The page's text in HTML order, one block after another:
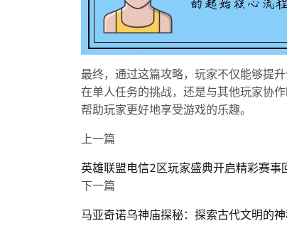
最终，通过这篇攻略，玩家不仅能够提
在单人任务的挑战，还是与其他玩家协
帮助玩家更好地享受游戏的乐趣。
上一篇
英雄联盟电信2区玩家盛典开启精彩赛事
下一篇
马亚奇诺乌神庙探秘：探索古代文明的